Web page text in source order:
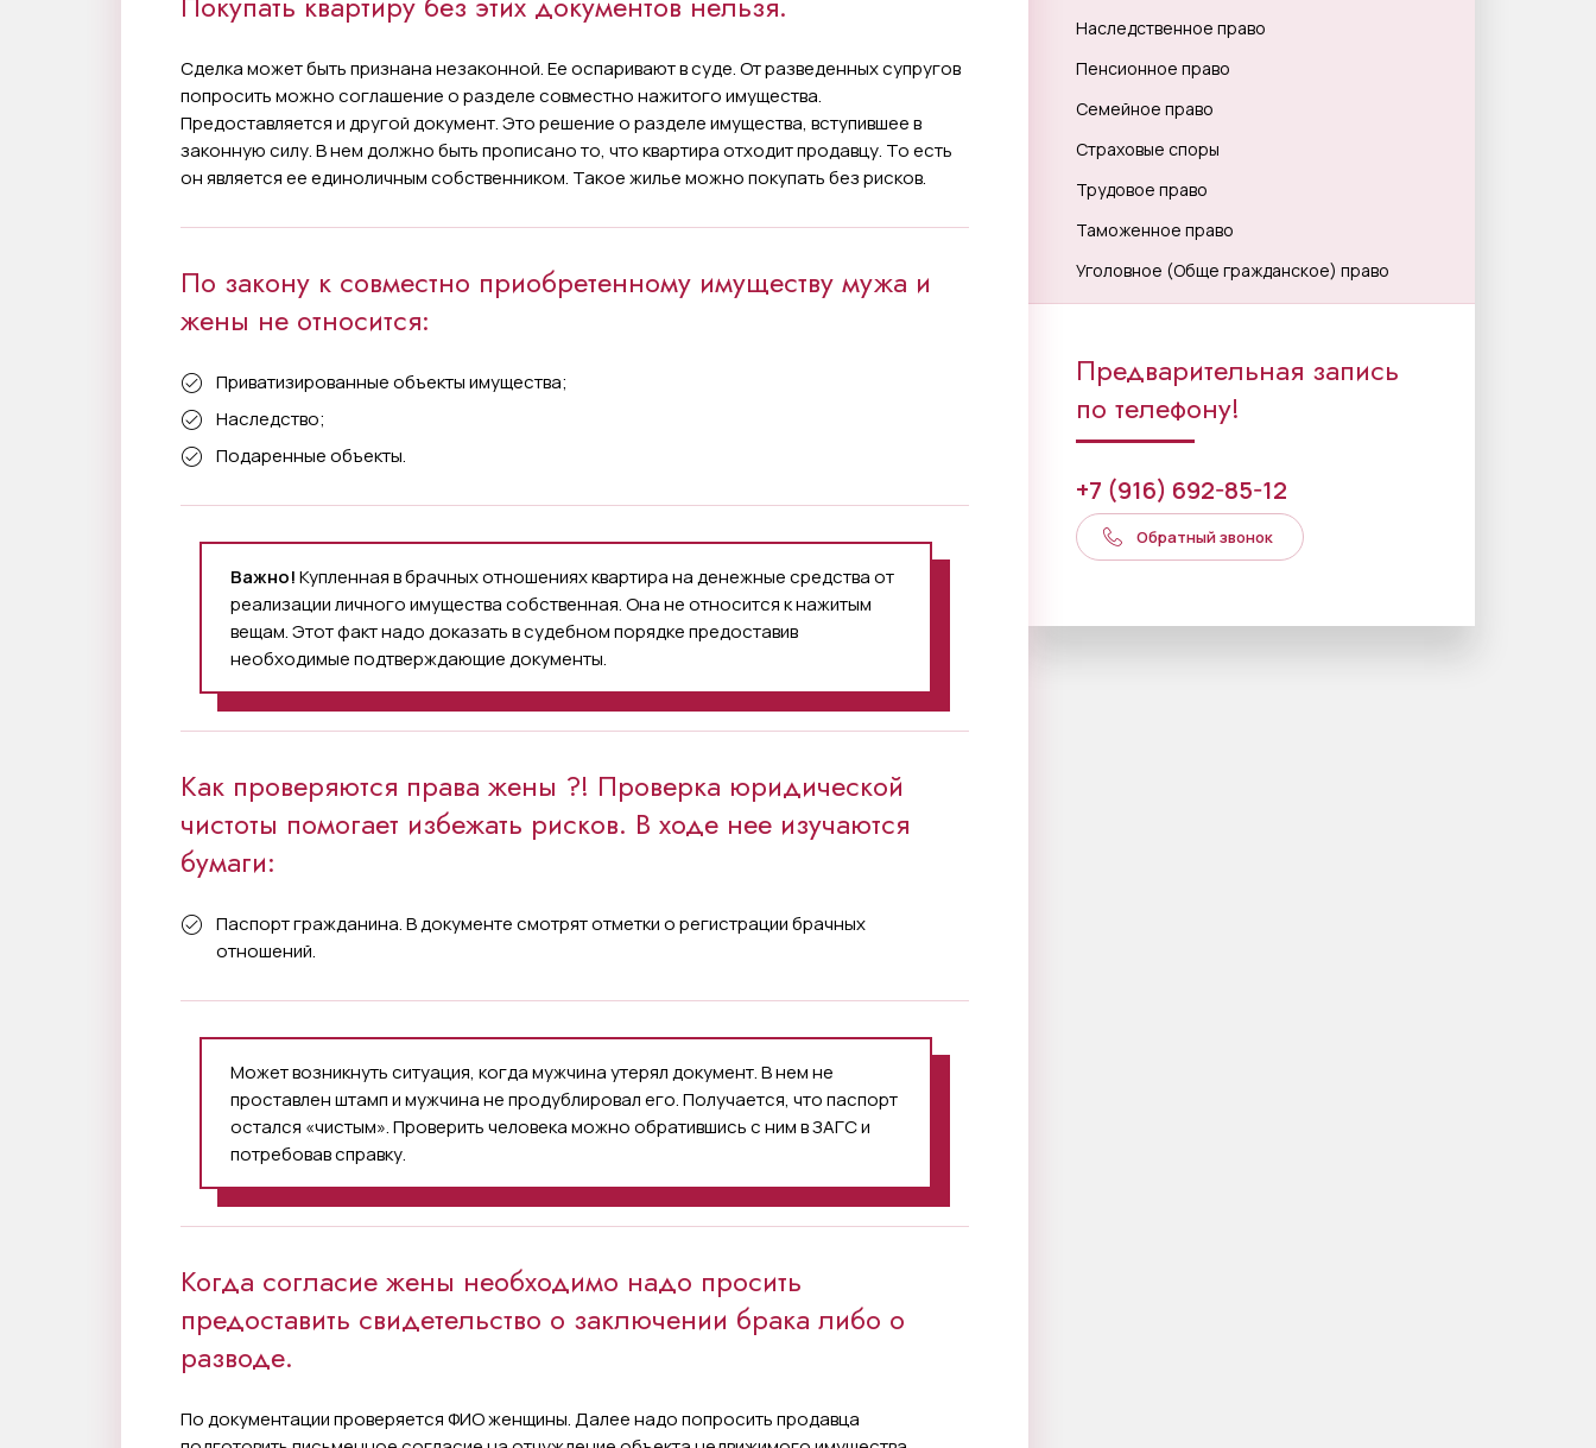
Сделка может быть признана незаконной. Ее оспаривают в суде. От разведенных супругов
попросить можно соглашение о разделе совместно нажитого имущества.
Предоставляется и другой документ. Это решение о разделе имущества, вступившее в
законную силу. В нем должно быть прописано то, что квартира отходит продавцу. То есть
он является ее единоличным собственником. Такое жилье можно покупать без рисков.
По закону к совместно приобретенному имуществу мужа и
жены не относится:
Приватизированные объекты имущества;
Наследство;
Подаренные объекты.
Важно!Купленная в брачных отношениях квартира на денежные средства от
реализации личного имущества собственная. Она не относится к нажитым
вещам. Этот факт надо доказать в судебном порядке предоставив
необходимые подтверждающие документы.
Как проверяются права жены ?! Проверка юридической
чистоты помогает избежать рисков. В ходе нее изучаются
бумаги:
Паспорт гражданина. В документе смотрят отметки о регистрации брачных
отношений.
Может возникнуть ситуация, когда мужчина утерял документ. В нем не
проставлен штамп и мужчина не продублировал его. Получается, что паспорт
остался «чистым». Проверить человека можно обратившись с ним в ЗАГС и
потребовав справку.
Когда согласие жены необходимо надо просить
предоставить свидетельство о заключении брака либо о
разводе.
По документации проверяется ФИО женщины. Далее надо попросить продавца
Наследственное право
Пенсионное право
Семейное право
Страховые споры
Трудовое право
Таможенное право
Уголовное (Обще гражданское) право
Предварительная запись
по телефону!
+7 (916) 692-85-12
Обратный звонок